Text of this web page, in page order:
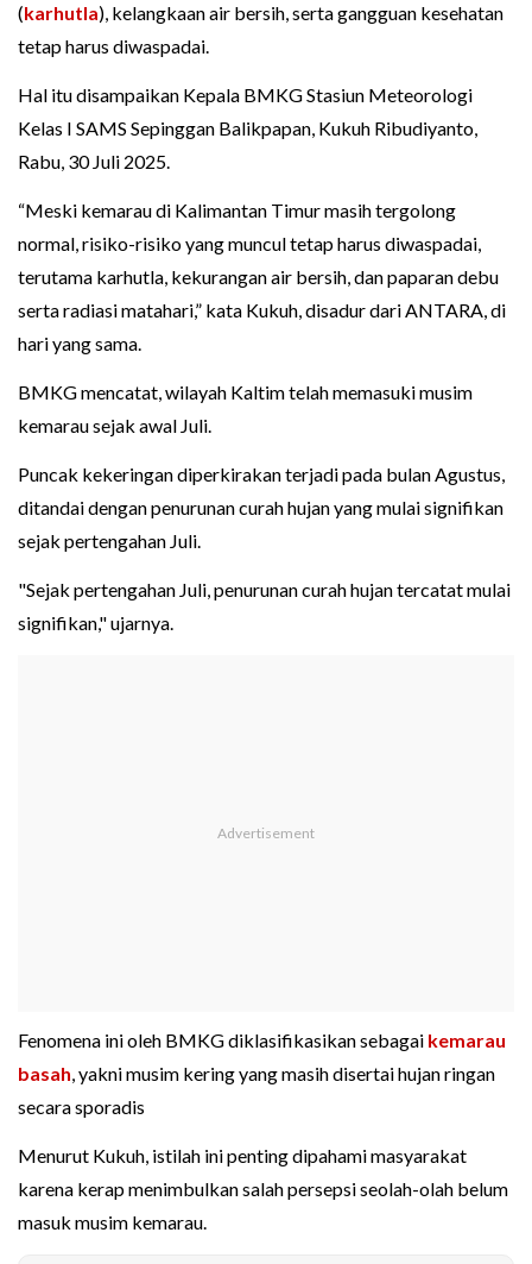
(karhutla), kelangkaan air bersih, serta gangguan kesehatan
tetap harus diwaspadai.
Hal itu disampaikan Kepala BMKG Stasiun Meteorologi
Kelas I SAMS Sepinggan Balikpapan, Kukuh Ribudiyanto,
Rabu, 30 Juli 2025.
“Meski kemarau di Kalimantan Timur masih tergolong
normal, risiko-risiko yang muncul tetap harus diwaspadai,
terutama karhutla, kekurangan air bersih, dan paparan debu
serta radiasi matahari,” kata Kukuh, disadur dari ANTARA, di
hari yang sama.
BMKG mencatat, wilayah Kaltim telah memasuki musim
kemarau sejak awal Juli.
Puncak kekeringan diperkirakan terjadi pada bulan Agustus,
ditandai dengan penurunan curah hujan yang mulai signifikan
sejak pertengahan Juli.
"Sejak pertengahan Juli, penurunan curah hujan tercatat mulai
signifikan," ujarnya.
Fenomena ini oleh BMKG diklasifikasikan sebagai kemarau
basah, yakni musim kering yang masih disertai hujan ringan
secara sporadis
Menurut Kukuh, istilah ini penting dipahami masyarakat
karena kerap menimbulkan salah persepsi seolah-olah belum
masuk musim kemarau.